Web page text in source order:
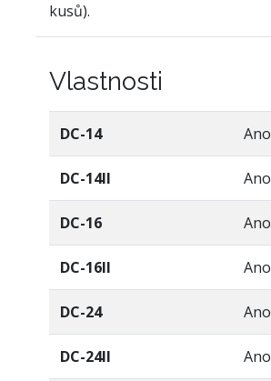
kusů).
Vlastnosti
DC-14 Ano
DC-14II Ano
DC-16 Ano
DC-16II Ano
DC-24 Ano
DC-24II Ano